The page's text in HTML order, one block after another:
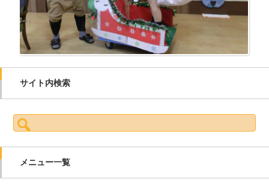
サイト内検索
検索:
メニュー一覧